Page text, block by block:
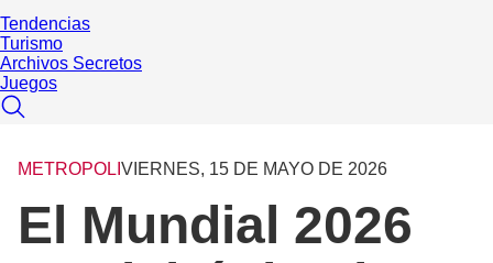
Tendencias
Turismo
Archivos Secretos
Juegos
METROPOLI VIERNES, 15 DE MAYO DE 2026
El Mundial 2026